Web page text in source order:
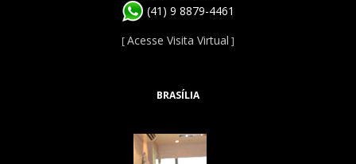
(41) 9 8879-4461
[Acesse Visita Virtual ]
BRASÍLIA